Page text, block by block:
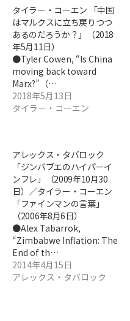
タイラー・コーエン 「中国
はマルクスに立ち戻りつつ
あるのだろうか？」（2018
年5月11日）
●Tyler Cowen, “Is China
moving back toward
Marx?”（…
2018年5月13日
タイラー・コーエン
アレックス・タバロック
「ジンバブエのハイパーイ
ンフレ」（2009年10月30
日）／タイラー・コーエン
「ファインマンの言葉」
（2006年8月6日）
●Alex Tabarrok,
“Zimbabwe Inflation: The
End of th…
2014年4月15日
アレックス・タバロック